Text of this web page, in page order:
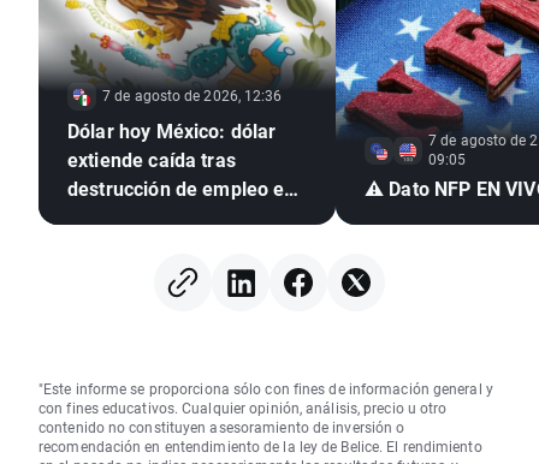
7 de agosto de 2026, 12:36
Dólar hoy México: dólar
extiende caída tras
destrucción de empleo en
7 de agosto de
09:05
⚠️ Dato NFP EN
"Este informe se proporciona sólo con fines de información general y
con fines educativos. Cualquier opinión, análisis, precio u otro
contenido no constituyen asesoramiento de inversión o
recomendación en entendimiento de la ley de Belice. El rendimiento